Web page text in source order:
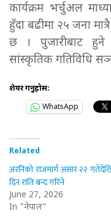
कार्यक्रम भर्चुअल
हुँदा बढीमा २५ जना
छ । पुजारीबाट हुने
सांस्कृतिक गतिविधि
शेयर गर्नुहोस:
WhatsApp
Related
अरनिको राजमार्ग असार २२
दिन राति बन्द गरिने
June 27, 2026
In "नेपाल"